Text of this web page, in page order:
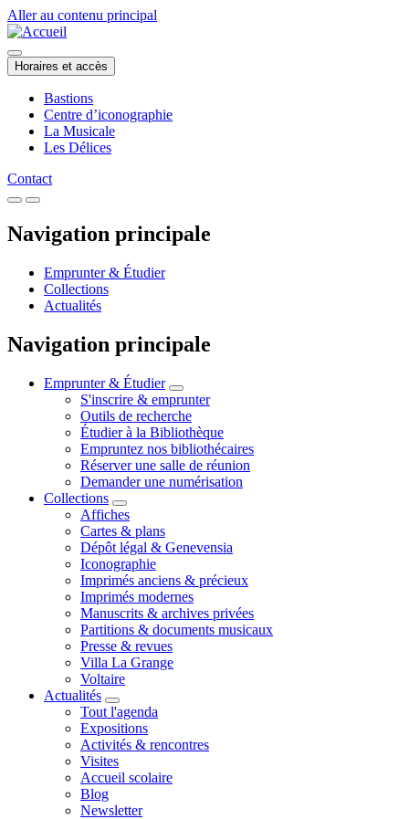
Aller au contenu principal
Horaires et accès
Bastions
Centre d’iconographie
La Musicale
Les Délices
Contact
Navigation principale
Emprunter & Étudier
Collections
Actualités
Navigation principale
Emprunter & Étudier
S'inscrire & emprunter
Outils de recherche
Étudier à la Bibliothèque
Empruntez nos bibliothécaires
Réserver une salle de réunion
Demander une numérisation
Collections
Affiches
Cartes & plans
Dépôt légal & Genevensia
Iconographie
Imprimés anciens & précieux
Imprimés modernes
Manuscrits & archives privées
Partitions & documents musicaux
Presse & revues
Villa La Grange
Voltaire
Actualités
Tout l'agenda
Expositions
Activités & rencontres
Visites
Accueil scolaire
Blog
Newsletter